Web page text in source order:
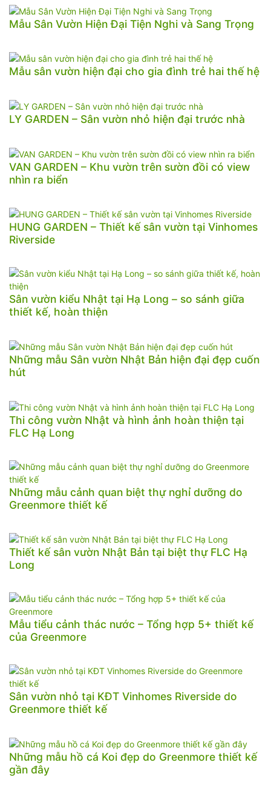
Mẫu Sân Vườn Hiện Đại Tiện Nghi và Sang Trọng
Mẫu sân vườn hiện đại cho gia đình trẻ hai thế hệ
LY GARDEN – Sân vườn nhỏ hiện đại trước nhà
VAN GARDEN – Khu vườn trên sườn đồi có view
nhìn ra biển
HUNG GARDEN – Thiết kế sân vườn tại Vinhomes
Riverside
Sân vườn kiểu Nhật tại Hạ Long – so sánh giữa
thiết kế, hoàn thiện
Những mẫu Sân vườn Nhật Bản hiện đại đẹp cuốn
hút
Thi công vườn Nhật và hình ảnh hoàn thiện tại
FLC Hạ Long
Những mẫu cảnh quan biệt thự nghỉ dưỡng do
Greenmore thiết kế
Thiết kế sân vườn Nhật Bản tại biệt thự FLC Hạ
Long
Mẫu tiểu cảnh thác nước – Tổng hợp 5+ thiết kế
của Greenmore
Sân vườn nhỏ tại KĐT Vinhomes Riverside do
Greenmore thiết kế
Những mẫu hồ cá Koi đẹp do Greenmore thiết kế
gần đây